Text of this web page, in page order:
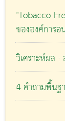
"Tobacco
ขององค์การ
วิเคราะห์ผล
4 คำถามพื้นฐ